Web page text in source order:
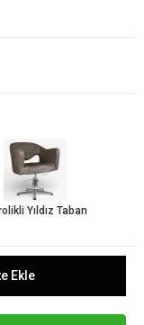
Yıldız Taban
Ekle